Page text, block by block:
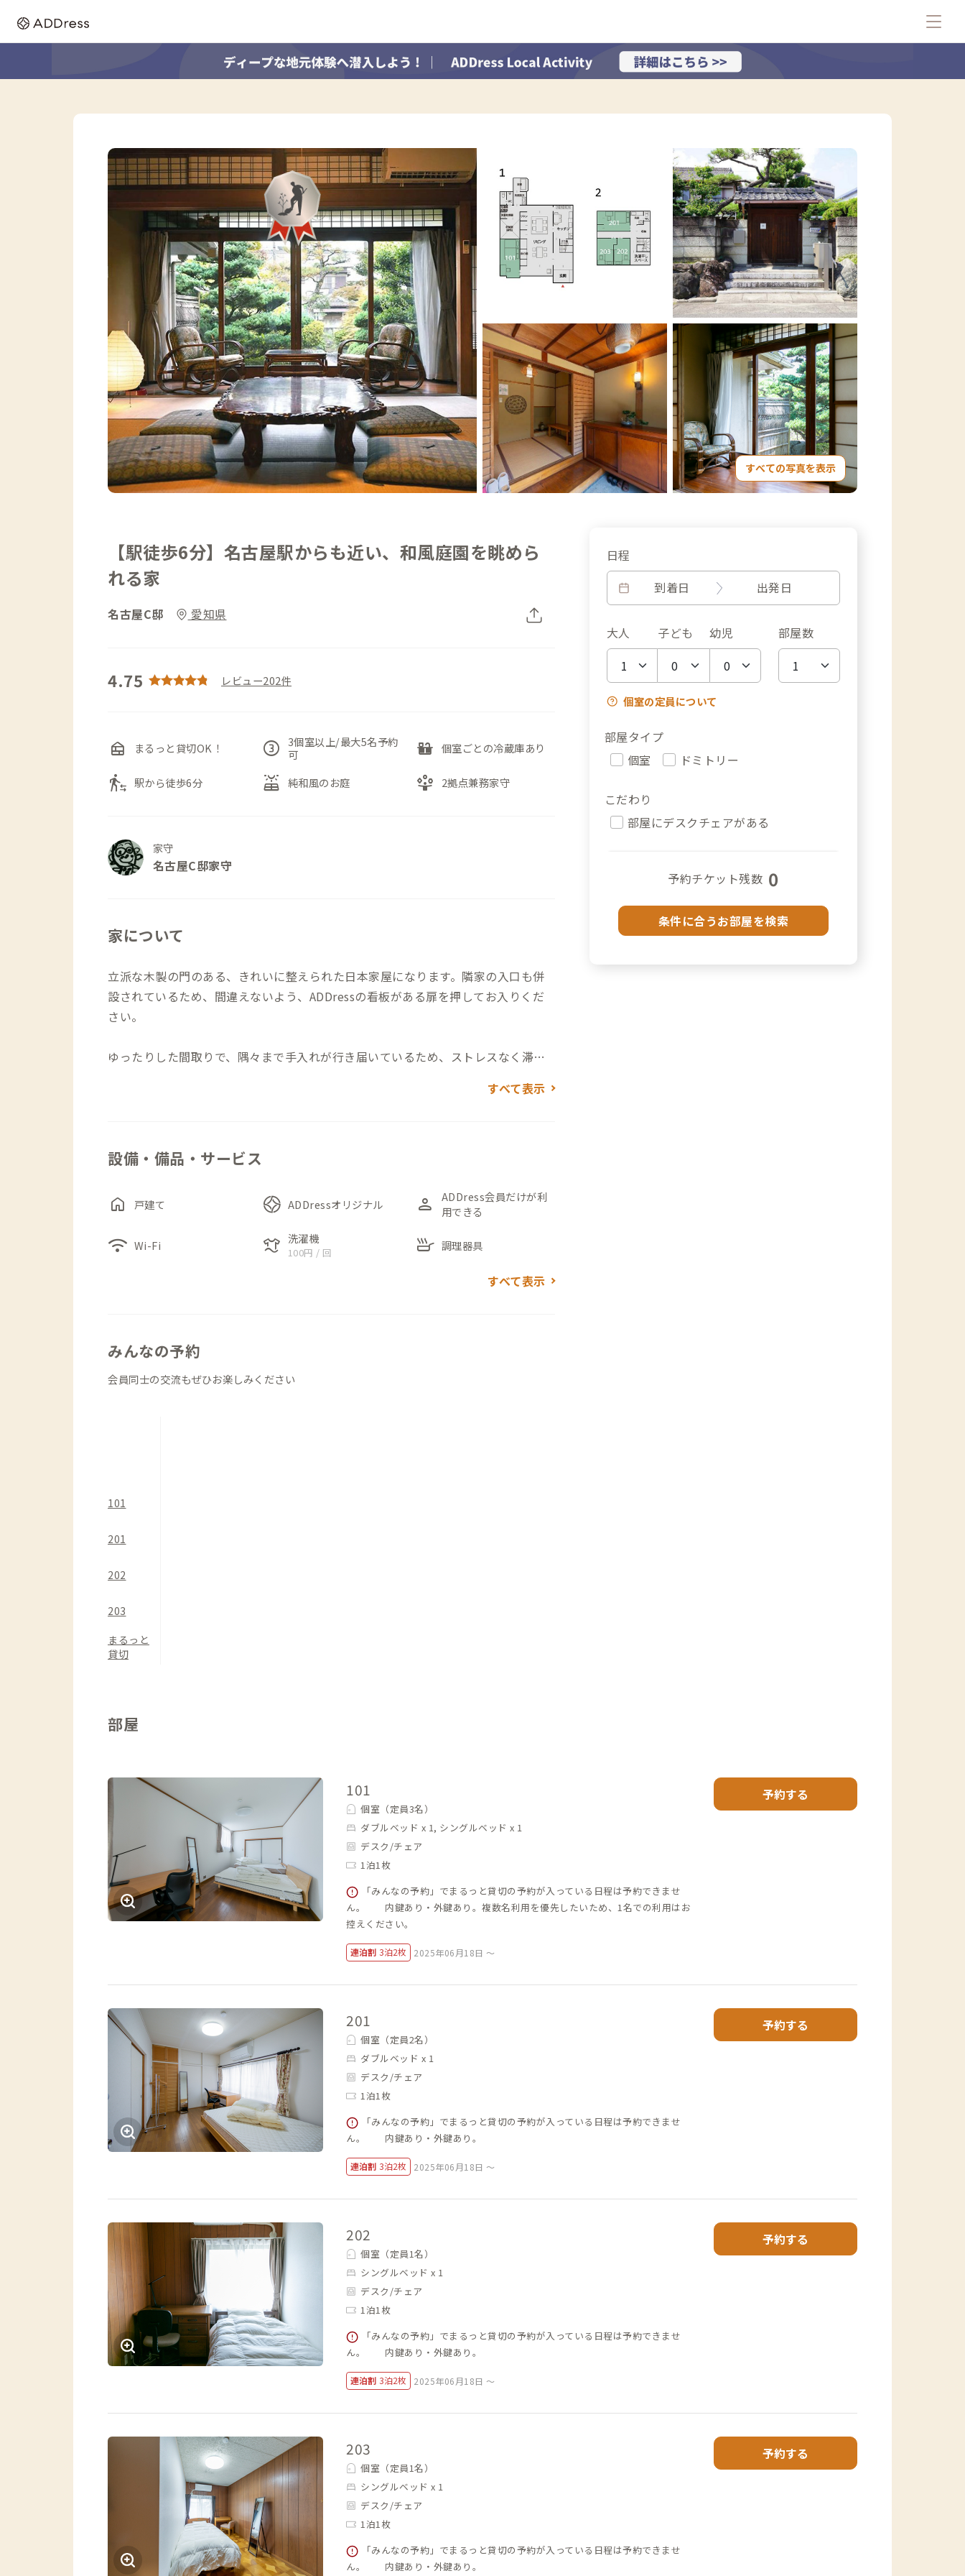
すべての写真を表示
【駅徒歩6分】名古屋駅からも近い、和風庭園を眺めら
れる家
名古屋C邸 愛知県
4.75 レビュー202件
nest_multi_room まるっと貸切OK！ counter_3 3個室以上/最大5名予約
可
countertops 個室ごとの冷蔵庫あり
transfer_within_a_station 駅から徒歩6分 solar_power 純和風のお庭 person_play 2拠点兼務家守
家守
名古屋C邸家守
家について
立派な木製の門のある、きれいに整えられた日本家屋になります。隣家の入口も併
設されているため、間違えないよう、ADDressの看板がある扉を押してお入りくだ
さい。
ゆったりした間取りで、隅々まで手入れが行き届いているため、ストレスなく滞在
所、洗濯機も2台設置してあるなど、設備も充実しております。また2階の南向きの
眺めることができます。日が暮れるとほのかにライトアップされ、くつろぎながら
風景を楽しむことができます。また4人掛けの机と椅子もあり、ワーキングスペース
としても使用できる広さがあります。
個室は1人用が2部屋と2人用が1部屋、3人用が1部屋ありますが、それぞれデスクと
です。1人部屋は落ち着いた木調の内装で、リモートワークがはかどりそう。
すべて表示
設備・備品・サービス
home 戸建て ADDressオリジナル person
ADDress会員だけが利
用できる
wifi Wi-Fi laundry 洗濯機
100円 / 回 skillet 調理器具
すべて表示
日程
到着日
出発日
大人 子ども 幼児 部屋数
個室の定員について
部屋タイプ
個室
ドミトリー
こだわり
部屋にデスクチェアがある
予約チケット残数 0
条件に合うお部屋を検索
みんなの予約
会員同士の交流もぜひお楽しみください
101
201
202
203
まるっと
貸切
部屋
101
個室（定員3名）
ダブルベッド x 1, シングルベッド x 1
デスク/チェア
1泊1枚
「みんなの予約」でまるっと貸切の予約が入っている日程は予約できませ
ん。 内鍵あり・外鍵あり。複数名利用を優先したいため、1名での利用はお
控えください。
連泊割 3泊2枚 2025年06月18日 ～
予約する
201
個室（定員2名）
ダブルベッド x 1
デスク/チェア
1泊1枚
「みんなの予約」でまるっと貸切の予約が入っている日程は予約できませ
ん。 内鍵あり・外鍵あり。
連泊割 3泊2枚 2025年06月18日 ～
予約する
202
個室（定員1名）
シングルベッド x 1
デスク/チェア
1泊1枚
「みんなの予約」でまるっと貸切の予約が入っている日程は予約できませ
ん。 内鍵あり・外鍵あり。
連泊割 3泊2枚 2025年06月18日 ～
予約する
203
個室（定員1名）
シングルベッド x 1
デスク/チェア
1泊1枚
「みんなの予約」でまるっと貸切の予約が入っている日程は予約できませ
ん。 内鍵あり・外鍵あり。
予約する